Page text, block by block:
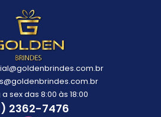
sex das 8:00 às 18:00
2362-7476